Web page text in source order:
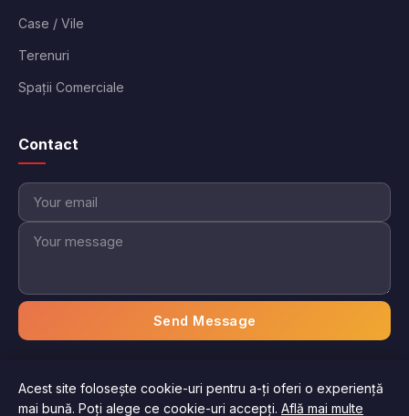
Case / Vile
Terenuri
Spații Comerciale
Contact
Send Message
© 2026 Imobiliare Aici. Toate drepturile rezervate.
Acest site folosește cookie-uri pentru a-ți oferi o experiență
mai bună. Poți alege ce cookie-uri accepți. Află mai multe